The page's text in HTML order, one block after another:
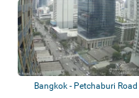
Bangkok - Petchaburi Road